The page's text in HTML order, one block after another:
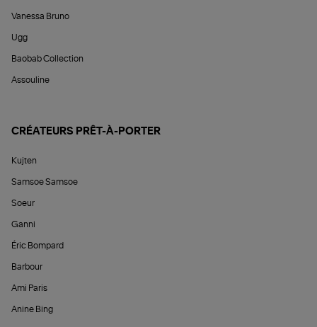
Vanessa Bruno
Ugg
Baobab Collection
Assouline
CRÉATEURS PRÊT-À-PORTER
Kujten
Samsoe Samsoe
Soeur
Ganni
Éric Bompard
Barbour
Ami Paris
Anine Bing